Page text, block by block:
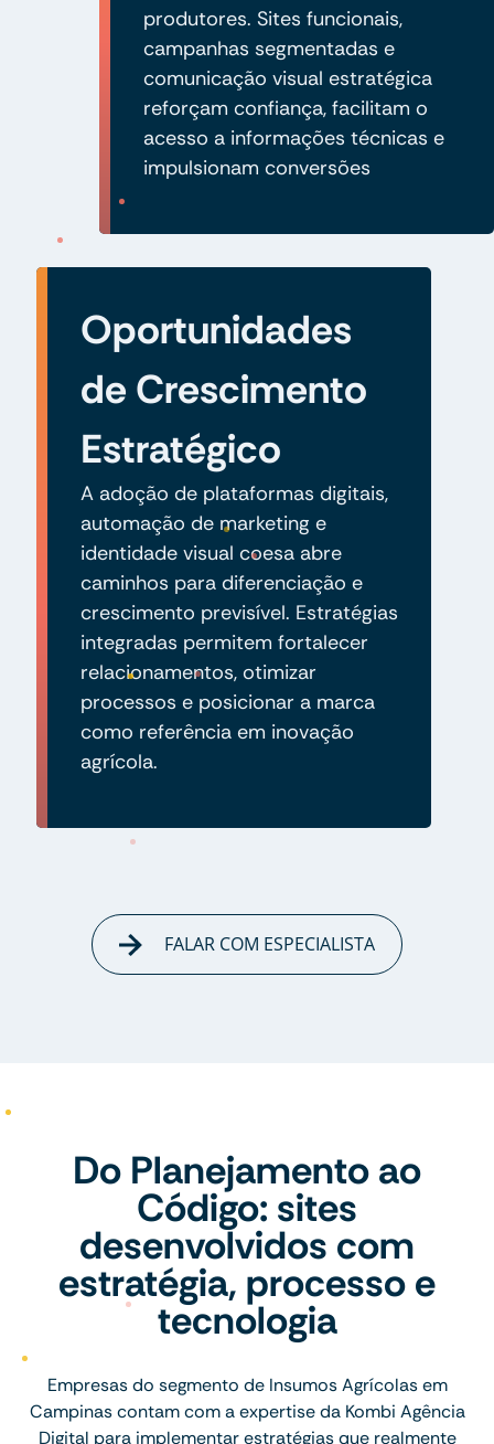
produtores. Sites funcionais,
campanhas segmentadas e
comunicação visual estratégica
reforçam confiança, facilitam o
acesso a informações técnicas e
impulsionam conversões
Oportunidades
de Crescimento
Estratégico
A adoção de plataformas digitais,
automação de marketing e
identidade visual coesa abre
caminhos para diferenciação e
crescimento previsível. Estratégias
integradas permitem fortalecer
relacionamentos, otimizar
processos e posicionar a marca
como referência em inovação
agrícola.
FALAR COM ESPECIALISTA
Do Planejamento ao
Código: sites
desenvolvidos com
estratégia, processo e
tecnologia
Empresas do segmento de Insumos Agrícolas em
Campinas contam com a expertise da Kombi Agência
Digital para implementar estratégias que realmente